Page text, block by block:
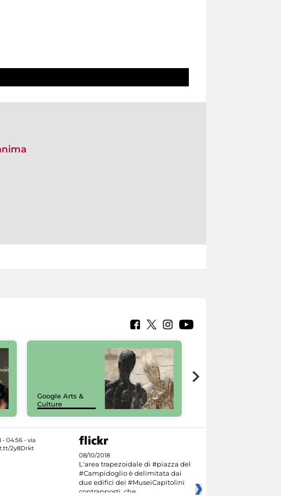
Google Arts &
Culture
08/10/2018
L'area trapezoidale di #piazza del
#Campidoglio è delimitata dai
due edifici dei #MuseiCapitolini
contrapposti, che